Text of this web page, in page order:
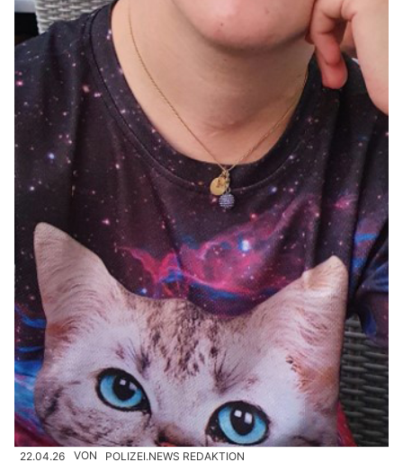
22.04.26 VON POLIZEI.NEWS REDAKTION